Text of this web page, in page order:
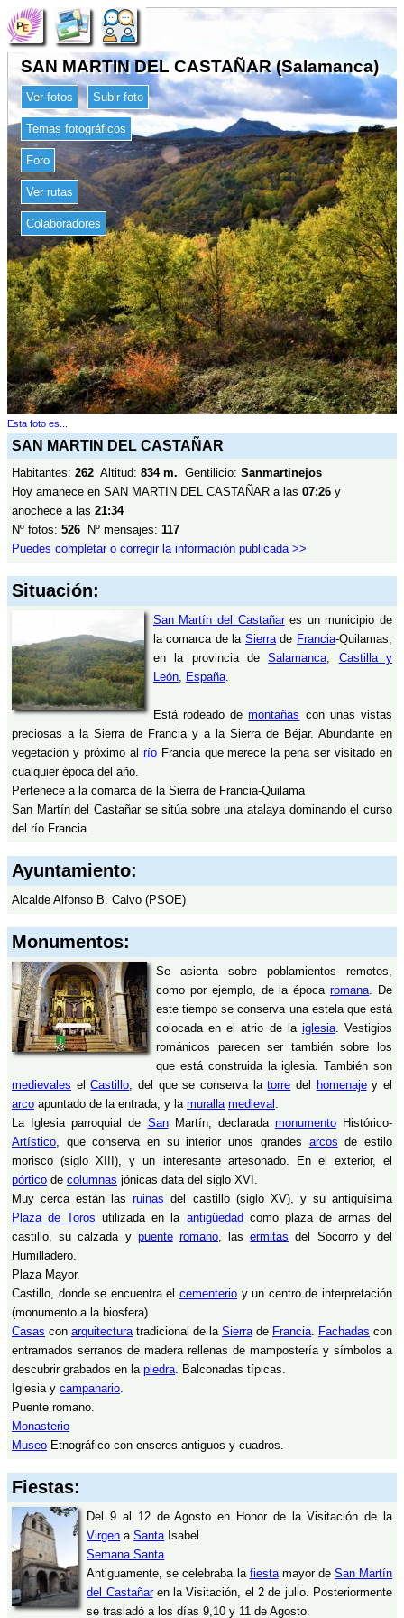
SAN MARTIN DEL CASTAÑAR (Salamanca)
Ver fotos Subir foto
Temas fotográficos
Foro
Ver rutas
Colaboradores
Esta foto es...
SAN MARTIN DEL CASTAÑAR
Habitantes: 262 Altitud: 834 m. Gentilicio: Sanmartinejos
Hoy amanece en SAN MARTIN DEL CASTAÑAR a las 07:26 y
anochece a las 21:34
Nº fotos: 526 Nº mensajes: 117
Puedes completar o corregir la información publicada >>
Situación:
San Martín del Castañares un municipio de
la comarca de la Sierrade Francia-Quilamas,
en la provincia deSalamanca, Castilla y
León, España.
Está rodeado demontañas con unas vistas
preciosas a la Sierra de Francia y a la Sierra de Béjar. Abundante en
vegetación y próximo al ríoFrancia que merece la pena ser visitado en
cualquier época del año.
Pertenece a la comarca de la Sierra de Francia-Quilama
San Martín del Castañar se sitúa sobre una atalaya dominando el curso
del río Francia
Ayuntamiento:
Alcalde Alfonso B. Calvo (PSOE)
Monumentos:
Se asienta sobre poblamientos remotos,
como por ejemplo, de la épocaromana. De
este tiempo se conserva una estela que está
colocada en el atrio de la iglesia. Vestigios
románicos parecen ser también sobre los
que está construida la iglesia. También son
medievales elCastillo, del que se conserva latorre del homenajey el
arco apuntado de la entrada, y la muralla medieval .
La Iglesia parroquial de SanMartín, declarada monumentoHistórico-
Artístico, que conserva en su interior unos grandes arcos de estilo
morisco (siglo XIII), y un interesante artesonado. En el exterior, el
pórtico de columnas jónicas data del siglo XVI.
Muy cerca están lasruinas del castillo (siglo XV), y su antiquísima
Plaza de Toros utilizada en la antigüedad como plaza de armas del
castillo, su calzada y puente romano, lasermitas del Socorro y del
Humilladero.
Plaza Mayor.
Castillo, donde se encuentra el cementerio y un centro de interpretación
(monumento a la biosfera)
Casas con arquitecturatradicional de la Sierrade Francia. Fachadas con
entramados serranos de madera rellenas de mampostería y símbolos a
descubrir grabados en la piedra. Balconadas típicas.
Iglesia y campanario.
Puente romano.
Monasterio
Museo Etnográfico con enseres antiguos y cuadros.
Fiestas:
Del 9 al 12 de Agosto en Honor de la Visitación de la
Virgen aSantaIsabel.
Semana Santa
Antiguamente, se celebraba la fiestamayor de San Martín
del Castañaren la Visitación, el 2 de julio. Posteriormente
se trasladó a los días 9,10 y 11 de Agosto.